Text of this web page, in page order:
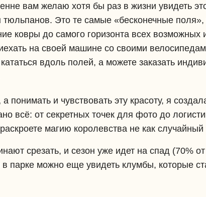
вам желаю хотя бы раз в жизни увидеть
тюльпанов. Это те самые «бесконечные
ковры до самого горизонта всех
на своей машине со своими
вдоль полей, а можете заказать
понимать и чувствовать эту красоту, я
всё: от секретных точек для фото до
магию королевства не как случайный
срезать, и сезон уже идет на спад (70%
парке можно еще увидеть клумбы, которые